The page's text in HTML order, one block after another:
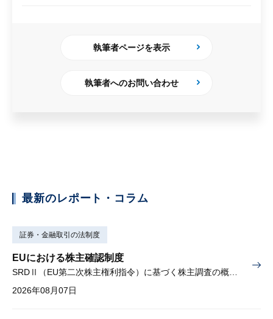
執筆者ページを表示
執筆者へのお問い合わせ
最新のレポート・コラム
証券・金融取引の法制度
EUにおける株主確認制度
2026年08月07日